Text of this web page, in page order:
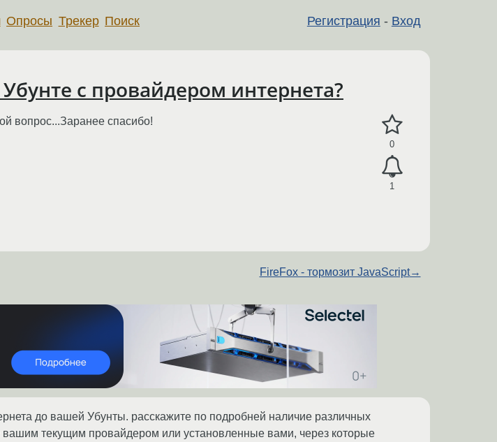
Регистрация - Вход
Опросы Трекер Поиск
с провайдером интернета?
0
1
вопрос...Заранее спасибо!
FireFox - тормозит JavaScript→
до вашей Убунты. расскажите по подробней наличие различных
вашим текущим провайдером или установленные вами, через которые